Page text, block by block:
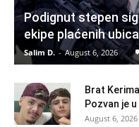
Podignut stepen
ekipe plaćenih
Salim D. - August 6, 2026
Brat
Pozvan je
August 6, 2026